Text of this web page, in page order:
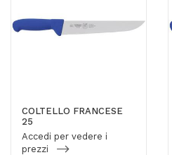
COLTELLO FRANCESE
25
Accedi per vedere i
prezzi